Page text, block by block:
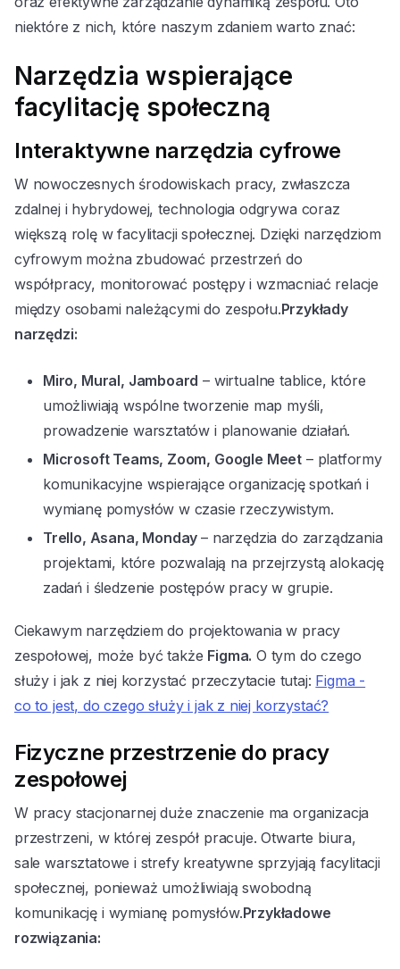
niektóre z nich, które naszym zdaniem warto znać:
Narzędzia wspierające
facylitację społeczną
Interaktywne narzędzia cyfrowe
W nowoczesnych środowiskach pracy, zwłaszcza
zdalnej i hybrydowej, technologia odgrywa coraz
większą rolę w facylitacji społecznej. Dzięki narzędziom
cyfrowym można zbudować przestrzeń do
współpracy, monitorować postępy i wzmacniać relacje
między osobami należącymi do zespołu.Przykłady
narzędzi:
Miro, Mural, Jamboard – wirtualne tablice, które
umożliwiają wspólne tworzenie map myśli,
prowadzenie warsztatów i planowanie działań.
Microsoft Teams, Zoom, Google Meet – platformy
komunikacyjne wspierające organizację spotkań i
wymianę pomysłów w czasie rzeczywistym.
Trello, Asana, Monday– narzędzia do zarządzania
projektami, które pozwalają na przejrzystą alokację
zadań i śledzenie postępów pracy w grupie.
Ciekawym narzędziem do projektowania w pracy
zespołowej, może być także Figma. O tym do czego
służy i jak z niej korzystać przeczytacie tutaj: Figma -
co to jest, do czego służy i jak z niej korzystać?
Fizyczne przestrzenie do pracy
zespołowej
W pracy stacjonarnej duże znaczenie ma organizacja
przestrzeni, w której zespół pracuje. Otwarte biura,
sale warsztatowe i strefy kreatywne sprzyjają facylitacji
społecznej, ponieważ umożliwiają swobodną
komunikację i wymianę pomysłów.Przykładowe
rozwiązania: